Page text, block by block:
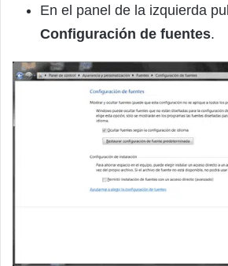
En el panel de la izquierda
Configuración de fuentes.